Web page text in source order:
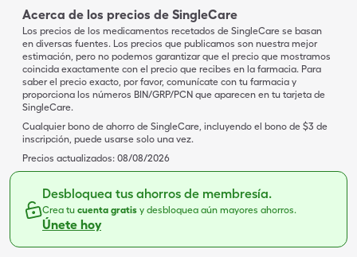
Acerca de los precios de SingleCare
Los precios de los medicamentos recetados de SingleCare se basan
en diversas fuentes. Los precios que publicamos son nuestra mejor
estimación, pero no podemos garantizar que el precio que mostramos
coincida exactamente con el precio que recibes en la farmacia. Para
saber el precio exacto, por favor, comunícate con tu farmacia y
proporciona los números BIN/GRP/PCN que aparecen en tu tarjeta de
SingleCare.
Cualquier bono de ahorro de SingleCare, incluyendo el bono de $3 de
inscripción, puede usarse solo una vez.
Precios actualizados: 08/08/2026
Desbloquea tus ahorros de membresía.
Crea tu cuenta gratis y desbloquea aún mayores ahorros.
Únete hoy